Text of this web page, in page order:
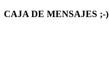
CAJA DE MENSAJES ;-)